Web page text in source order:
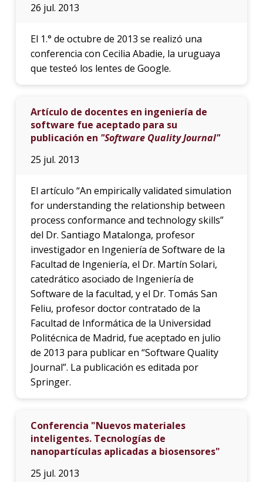
26 jul. 2013
El 1.° de octubre de 2013 se realizó una
conferencia con Cecilia Abadie, la uruguaya
que testeó los lentes de Google.
Artículo de docentes en ingeniería de
software fue aceptado para su
publicación en "Software Quality Journal"
25 jul. 2013
El artículo “An empirically validated simulation
for understanding the relationship between
process conformance and technology skills”
del Dr. Santiago Matalonga, profesor
investigador en Ingeniería de Software de la
Facultad de Ingeniería, el Dr. Martín Solari,
catedrático asociado de Ingeniería de
Software de la facultad, y el Dr. Tomás San
Feliu, profesor doctor contratado de la
Facultad de Informática de la Universidad
Politécnica de Madrid, fue aceptado en julio
de 2013 para publicar en “Software Quality
Journal”. La publicación es editada por
Springer.
Conferencia "Nuevos materiales
inteligentes. Tecnologías de
nanopartículas aplicadas a biosensores"
25 jul. 2013